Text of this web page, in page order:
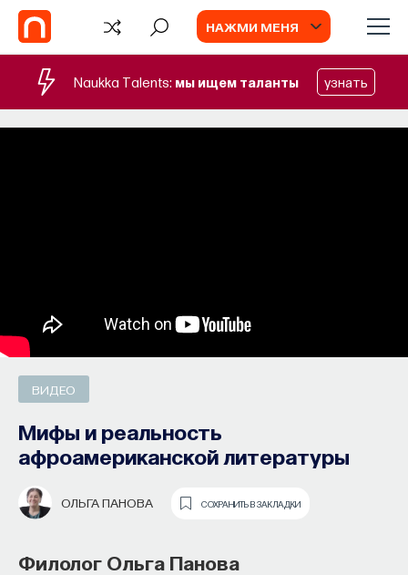
НАЖМИ МЕНЯ
Naukka Talents: мы ищем таланты узнать
ВИДЕО
Мифы и реальность
афроамериканской литературы
ОЛЬГА ПАНОВА СОХРАНИТЬ В ЗАКЛАДКИ
Филолог Ольга Панова
СОБЫТИЯ